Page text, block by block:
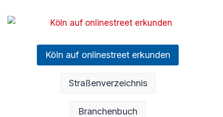
Köln auf onlinestreet erkunden
Straßenverzeichnis
Branchenbuch